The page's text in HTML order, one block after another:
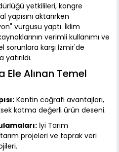
yetkilileri, kongre
yapısını aktarırken
vurgusu yaptı. İklim
verimli kullanımı ve
sorunlara karşı İzmir'de
Ele Alınan Temel
Kentin coğrafi avantajları,
katma değerli ürün deseni.
İyi Tarım
projeleri ve toprak veri